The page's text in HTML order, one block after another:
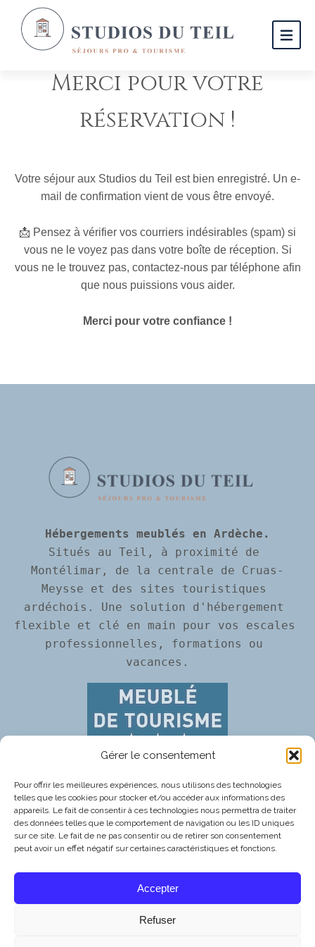
Gérer le consentement
Pour offrir les meilleures expériences, nous utilisons des technologies
telles que les cookies pour stocker et/ou accéder aux informations des
appareils. Le fait de consentir à ces technologies nous permettra de traiter
des données telles que le comportement de navigation ou les ID uniques
sur ce site. Le fait de ne pas consentir ou de retirer son consentement
peut avoir un effet négatif sur certaines caractéristiques et fonctions.
Accepter
Refuser
Merci pour votre
réservation !
Votre séjour aux Studios du Teil est bien enregistré. Un e-
mail de confirmation vient de vous être envoyé.
📩 Pensez à vérifier vos courriers indésirables (spam) si
vous ne le voyez pas dans votre boîte de réception. Si
vous ne le trouvez pas, contactez-nous par téléphone afin
que nous puissions vous aider.
Merci pour votre confiance !
Hébergements meublés en Ardèche.
Situés au Teil, à proximité de
Montélimar, de la centrale de Cruas-
Meysse et des sites touristiques
ardéchois. Une solution d'hébergement
flexible et clé en main pour vos escales
professionnelles, formations ou
vacances.
Mentions Légales–Conditions Générales de Vente–Politique de
Décoration intérieure :Garrione Mathilde Aménagement d’intérieur